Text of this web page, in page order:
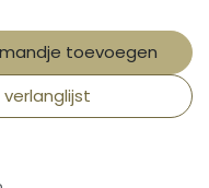
toevoegen